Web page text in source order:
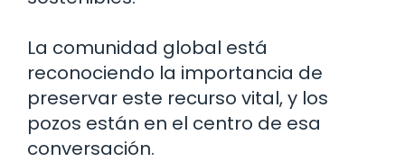
La comunidad global está
reconociendo la importancia de
preservar este recurso vital, y los
pozos están en el centro de esa
conversación.